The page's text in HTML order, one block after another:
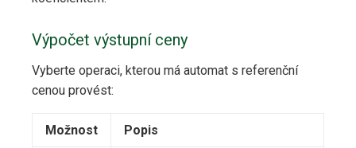
Výpočet výstupní ceny
Vyberte operaci, kterou má automat s referenční
cenou provést:
Možnost Popis